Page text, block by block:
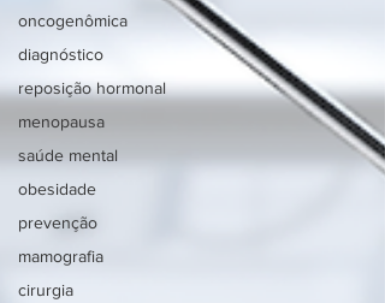
oncogenômica
diagnóstico
reposição hormonal
menopausa
saúde mental
obesidade
prevenção
mamografia
cirurgia